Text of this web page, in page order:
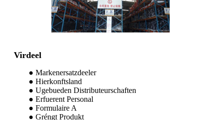
Virdeel
● Markenersatzdeeler
● Hierkonftsland
● Ugebueden Distributeurschaften
● Erfuerent Personal
● Formulaire A
● Gréngt Produkt